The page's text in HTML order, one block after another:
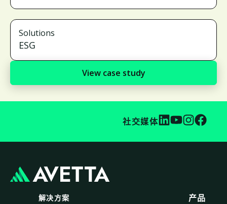
Solutions
ESG
View case study
社交媒体
解决方案
产品